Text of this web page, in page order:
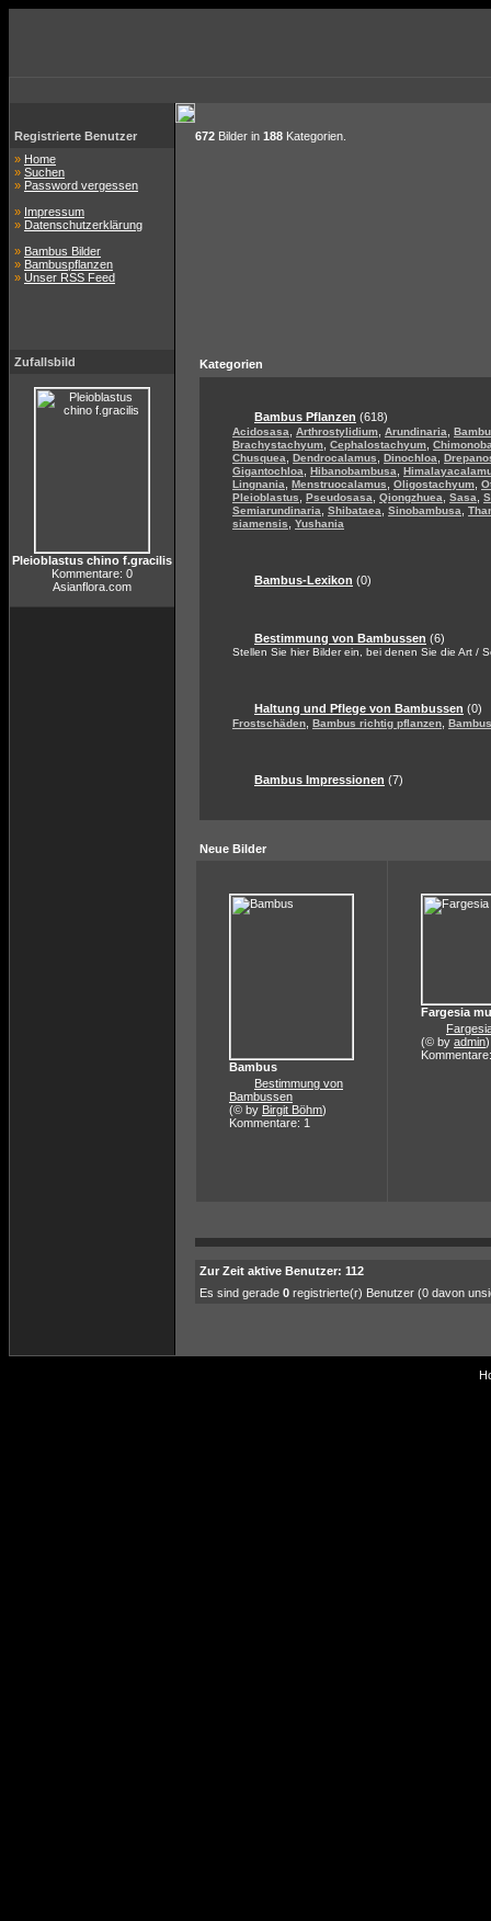
Registrierte Benutzer
» Home
» Suchen
» Password vergessen
» Impressum
» Datenschutzerklärung
» Bambus Bilder
» Bambuspflanzen
» Unser RSS Feed
Zufallsbild
Pleioblastus chino f.gracilis
Kommentare: 0
Asianflora.com
672 Bilder in 188 Kategorien.
Kategorien
Bambus Pflanzen (618)
Acidosasa Arthrostylidium Arundinaria
Brachystachyum Cephalostachyum
Chusquea
Dendrocalamus Dinochloa
Gigantochloa
Hibanobambusa
Lingnania
Menstruocalamus Oligostachyum
Pleioblastus
Pseudosasa Qiongzhuea Sasa
Semiarundinaria
Shibataea Sinobambusa
siamensis
Yushania
Bambus-Lexikon (0)
Bestimmung von Bambussen (6)
Stellen Sie hier Bilder ein, bei denen Sie die Art /
Haltung und Pflege von Bambussen (0)
Frostschäden Bambus richtig pflanzen
Bambus Impressionen (7)
Neue Bilder
Bambus
Bestimmung von
Bambussen
(© by Birgit Böhm)
Kommentare: 1
Fargesia
(© by admin)
Zur Zeit aktive Benutzer: 112
Es sind gerade 0 registrierte(r) Benutzer (0 davon